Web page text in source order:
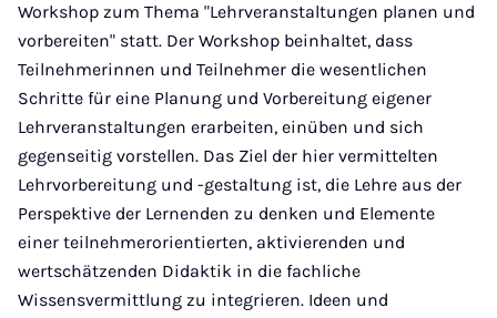
Workshop zum Thema "Lehrveranstaltungen planen und
vorbereiten" statt. Der Workshop beinhaltet, dass
Teilnehmerinnen und Teilnehmer die wesentlichen
Schritte für eine Planung und Vorbereitung eigener
Lehrveranstaltungen erarbeiten, einüben und sich
gegenseitig vorstellen. Das Ziel der hier vermittelten
Lehrvorbereitung und -gestaltung ist, die Lehre aus der
Perspektive der Lernenden zu denken und Elemente
einer teilnehmerorientierten, aktivierenden und
wertschätzenden Didaktik in die fachliche
Wissensvermittlung zu integrieren. Ideen und